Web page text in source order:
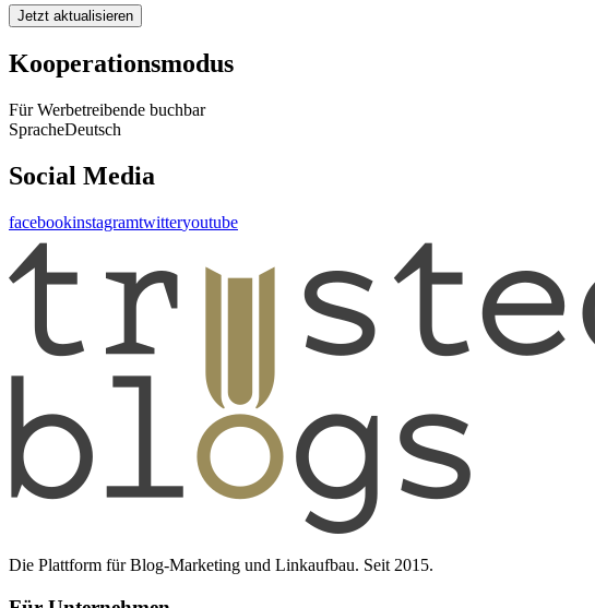
Jetzt aktualisieren
Kooperationsmodus
Für Werbetreibende buchbar
SpracheDeutsch
Social Media
facebookinstagramtwitteryoutube
Die Plattform für Blog-Marketing und Linkaufbau. Seit 2015.